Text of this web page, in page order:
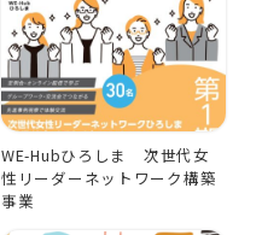
WE-Hubひろしま 次世代女
性リーダーネットワーク構築
事業